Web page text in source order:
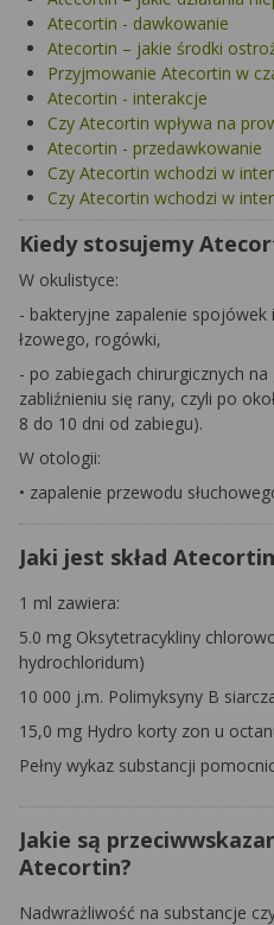
Atecortin - dawkowanie
Atecortin – jakie środki
Przyjmowanie Atecortin w
Atecortin - interakcje
Czy Atecortin wpływa na
Atecortin - przedawkowanie
Czy Atecortin wchodzi w
Czy Atecortin wchodzi w
Kiedy stosujemy
W okulistyce:
- bakteryjne zapalenie
łzowego, rogówki,
- po zabiegach chirurgicznych
zabliźnieniu się rany, czyli po
8 do 10 dni od zabiegu).
W otologii:
• zapalenie przewodu
Jaki jest skład
1 ml zawiera:
5.0 mg Oksytetracykliny
hydrochloridum)
10 000 j.m. Polimyksyny B
15,0 mg Hydro korty zon u
Pełny wykaz substancji
Jakie są
Atecortin?
Nadwrażliwość na substancje